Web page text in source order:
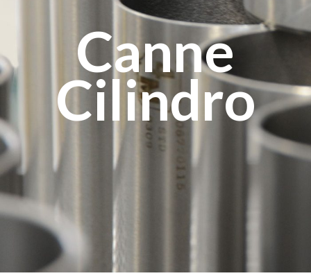
Canne
Cilindro